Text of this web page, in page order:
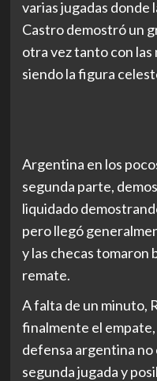
varias jugadas donde
Castro demostró un
otra vez tanto con las
siendo la figura
Argentina en los
segunda parte,
liquidado
pero llegó
y las checas tomaron
remate.
A falta de un minuto,
finalmente el
defensa argentina no
segunda jugada y